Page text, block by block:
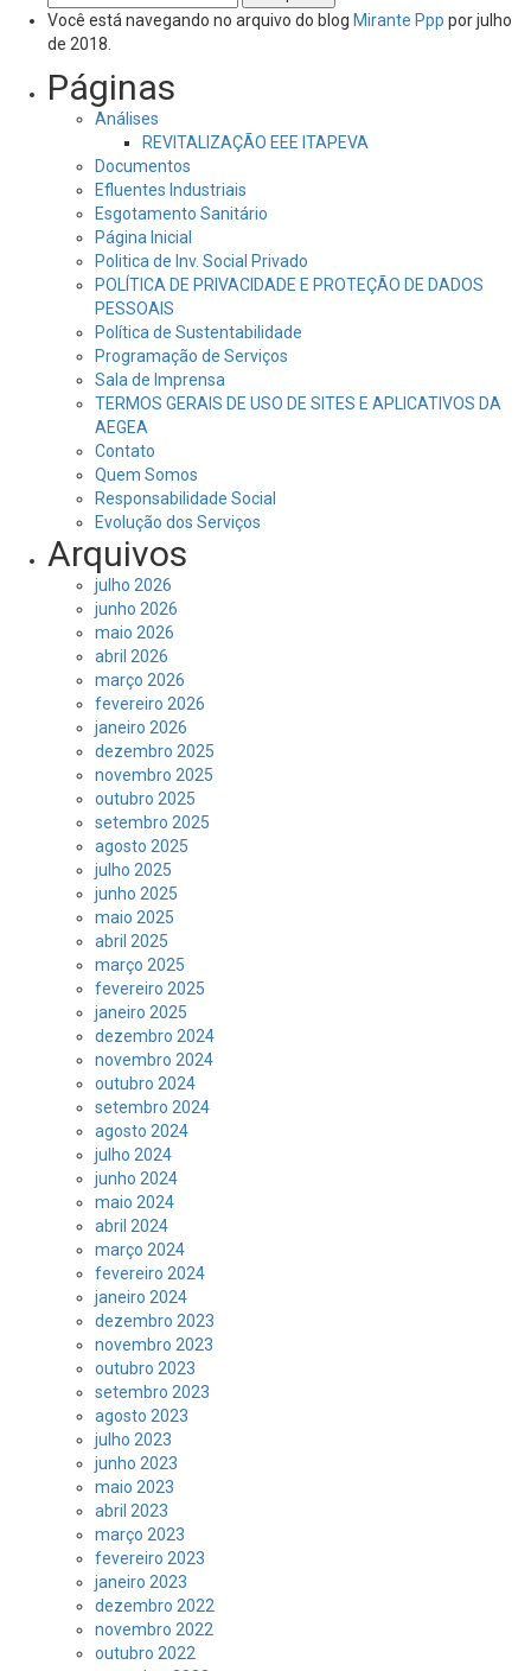
por:
Você está navegando no arquivo do blog Mirante Ppp por julho
de 2018.
Páginas
Análises
REVITALIZAÇÃO EEE ITAPEVA
Documentos
Efluentes Industriais
Esgotamento Sanitário
Página Inicial
Politica de Inv. Social Privado
POLÍTICA DE PRIVACIDADE E PROTEÇÃO DE DADOS
PESSOAIS
Política de Sustentabilidade
Programação de Serviços
Sala de Imprensa
TERMOS GERAIS DE USO DE SITES E APLICATIVOS DA
AEGEA
Contato
Quem Somos
Responsabilidade Social
Evolução dos Serviços
Arquivos
julho 2026
junho 2026
maio 2026
abril 2026
março 2026
fevereiro 2026
janeiro 2026
dezembro 2025
novembro 2025
outubro 2025
setembro 2025
agosto 2025
julho 2025
junho 2025
maio 2025
abril 2025
março 2025
fevereiro 2025
janeiro 2025
dezembro 2024
novembro 2024
outubro 2024
setembro 2024
agosto 2024
julho 2024
junho 2024
maio 2024
abril 2024
março 2024
fevereiro 2024
janeiro 2024
dezembro 2023
novembro 2023
outubro 2023
setembro 2023
agosto 2023
julho 2023
junho 2023
maio 2023
abril 2023
março 2023
fevereiro 2023
janeiro 2023
dezembro 2022
novembro 2022
outubro 2022